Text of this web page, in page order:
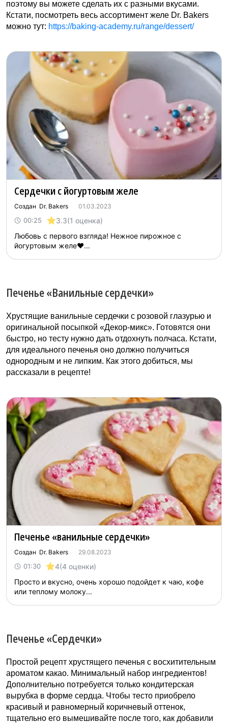
поэтому вы можете сделать их с разными вкусами.
Кстати, посмотреть весь ассортимент желе Dr. Bakers
можно тут: https://baking-academy.ru/range/dessert/
Сердечки с йогуртовым желе
Создан Dr. Bakers 01.03.2023
00:25 3.3(1 оценка)
Любовь с первого взгляда! Нежное пирожное с
йогуртовым желе❤️...
Печенье «Ванильные сердечки»
Хрустящие ванильные сердечки с розовой глазурью и
оригинальной посыпкой «Декор-микс». Готовятся они
быстро, но тесту нужно дать отдохнуть полчаса. Кстати,
для идеального печенья оно должно получиться
однородным и не липким. Как этого добиться, мы
рассказали в рецепте!
Печенье «ванильные сердечки»
Создан Dr. Bakers 29.08.2023
01:30 4(4 оценки)
Просто и вкусно, очень хорошо подойдет к чаю, кофе
или теплому молоку...
Печенье «Сердечки»
Простой рецепт хрустящего печенья с восхитительным
ароматом какао. Минимальный набор ингредиентов!
Дополнительно потребуется только кондитерская
вырубка в форме сердца. Чтобы тесто приобрело
красивый и равномерный коричневый оттенок,
тщательно его вымешивайте после того, как добавили